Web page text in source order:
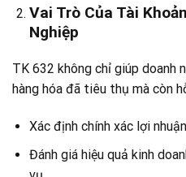
Vai Trò Của Tài
Nghiệp
TK 632 không chỉ giúp doanh
hàng hóa đã tiêu thụ mà còn
Xác định chính xác lợi
Đánh giá hiệu quả kinh